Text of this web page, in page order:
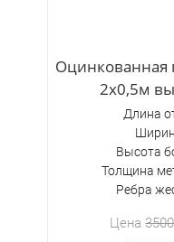
Оцинкованная
2х0,5м
Длина
Высота
Толщина
Ребра
Цена3500